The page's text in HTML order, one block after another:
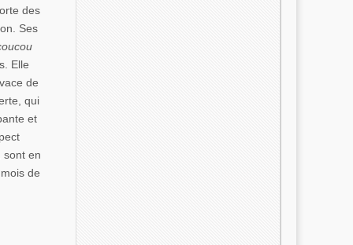
des
Ses
Elle
de
qui
et
sont en
de